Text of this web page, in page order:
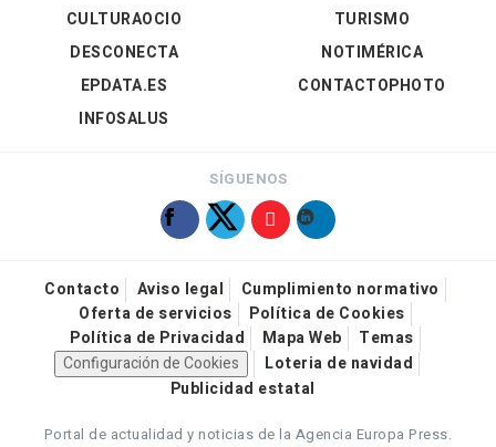
CULTURAOCIO
DESCONECTA
EPDATA.ES
INFOSALUS
TURISMO
NOTIMÉRICA
CONTACTOPHOTO
SÍGUENOS
Contacto Aviso legal
Cumplimiento normativo
Oferta de servicios
Política de Cookies
Política de Privacidad
Mapa Web
Temas
Configuración de Cookies
Loteria de navidad
Publicidad estatal
Portal de actualidad y noticias de la Agencia Europa Press.